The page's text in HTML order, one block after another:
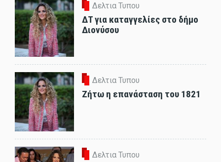
Δελτια Τυπου
ΔΤ για καταγγελίες στο δήμο
Διονύσου
Δελτια Τυπου
Ζήτω η επανάσταση του 1821
Δελτια Τυπου